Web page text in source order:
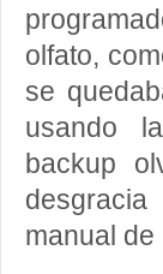
olfato,
se
usando
backup
manual de